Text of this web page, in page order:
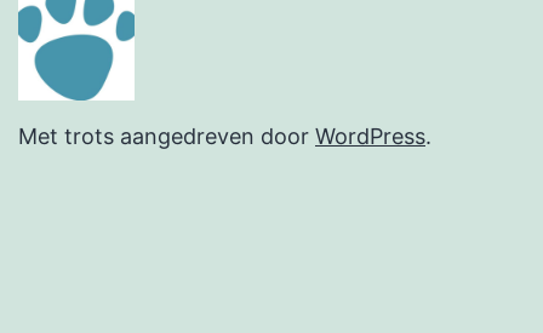
Met trots aangedreven door WordPress.